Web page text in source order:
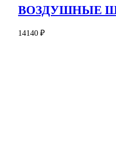
ВОЗДУШНЫЕ
14140 ₽